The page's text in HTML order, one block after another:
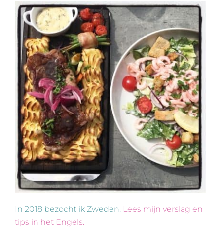
In 2018 bezocht ik Zweden. Lees mijn verslag en
tips in het Engels.